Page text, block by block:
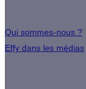
Qui sommes-nous ?
Effy dans les médias